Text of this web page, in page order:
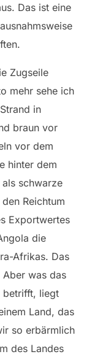
Das ist eine
Zugseile
mehr sehe ich
in
braun vor
vor dem
hinter dem
schwarze
Reichtum
Exportwertes
die
Afrikas. Das
Aber was das
betrifft, liegt
Land, das
so erbärmlich
des Landes